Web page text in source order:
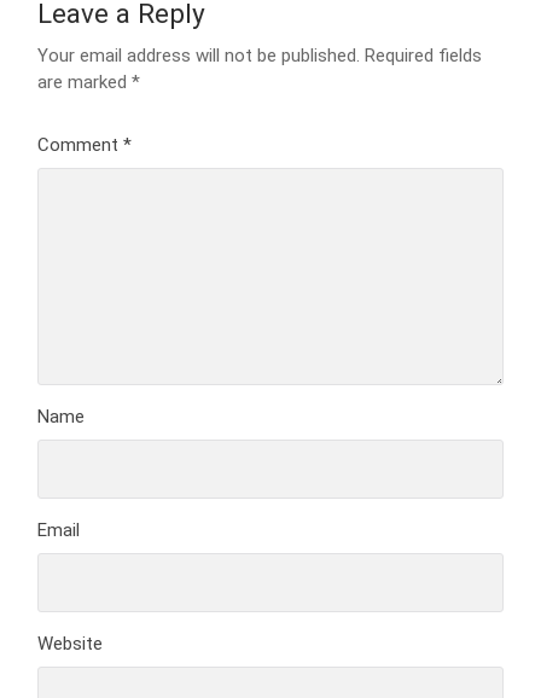
Leave a Reply
Your email address will not be published. Required fields
are marked*
Comment*
Name
Email
Website